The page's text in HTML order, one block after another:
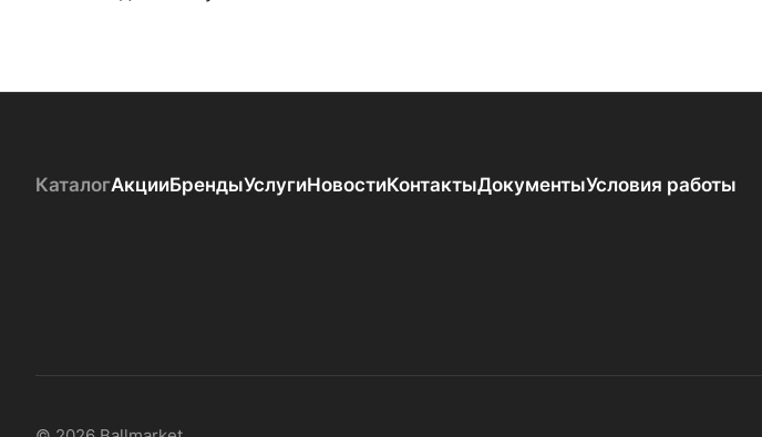
КаталогАкцииБрендыУслугиНовостиКонтактыДокументыУсловия работы